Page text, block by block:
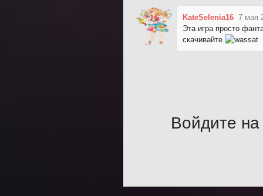
KateSelenia16 7 мая
Эта игра просто
скачивайте
Войдите на